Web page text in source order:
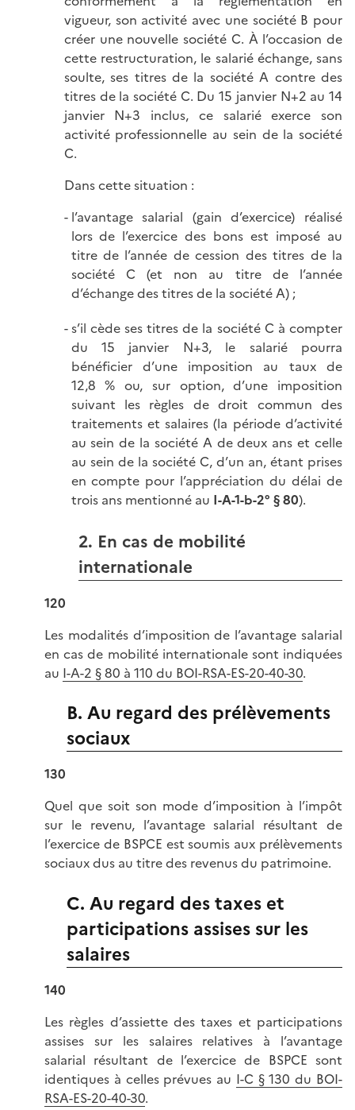
vigueur, son activité avec une société B pour
créer une nouvelle société C. À l’occasion de
cette restructuration, le salarié échange, sans
soulte, ses titres de la société A contre des
titres de la société C. Du 15 janvier N+2 au 14
janvier N+3 inclus, ce salarié exerce son
activité professionnelle au sein de la société
C.
Dans cette situation :
l’avantage salarial (gain d’exercice) réalisé
lors de l’exercice des bons est imposé au
titre de l’année de cession des titres de la
société C (et non au titre de l’année
d’échange des titres de la société A) ;
s’il cède ses titres de la société C à compter
du 15 janvier N+3, le salarié pourra
bénéficier d’une imposition au taux de
12,8 % ou, sur option, d’une imposition
suivant les règles de droit commun des
traitements et salaires (la période d’activité
au sein de la société A de deux ans et celle
au sein de la société C, d’un an, étant prises
en compte pour l’appréciation du délai de
trois ans mentionné au I-A-1-b-2° § 80).
2. En cas de mobilité
internationale
120
Les modalités d’imposition de l’avantage salarial
en cas de mobilité internationale sont indiquées
au I-A-2 § 80 à 110 du BOI-RSA-ES-20-40-30.
B. Au regard des prélèvements
sociaux
130
Quel que soit son mode d’imposition à l’impôt
sur le revenu, l’avantage salarial résultant de
l’exercice de BSPCE est soumis aux prélèvements
sociaux dus au titre des revenus du patrimoine.
C. Au regard des taxes et
participations assises sur les
salaires
140
Les règles d’assiette des taxes et participations
assises sur les salaires relatives à l’avantage
salarial résultant de l’exercice de BSPCE sont
identiques à celles prévues au I-C § 130 du BOI-
RSA-ES-20-40-30.